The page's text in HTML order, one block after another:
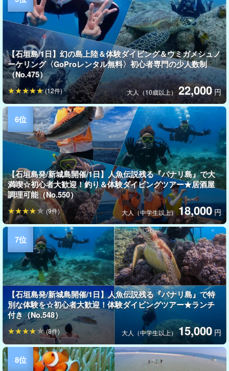
【石垣島/1日】幻の島上陸＆体験ダイビング＆ウミガメシュノ
ーケリング〈GoProレンタル無料〉初心者専門の少人数制
（No.475）
大人（10歳以上）22,000 円
(12件)
【石垣島発/新城島開催/1日】人魚伝説残る『パナリ島』で大
満喫☆初心者大歓迎！釣り＆体験ダイビングツアー★居酒屋
調理可能（No.550）
大人（中学生以上） 18,000 円
(9件)
【石垣島発/新城島開催/1日】人魚伝説残る『パナリ島』で特
別な体験を☆初心者大歓迎！体験ダイビングツアー★ランチ
付き（No.548）
大人（中学生以上） 15,000 円
(8件)